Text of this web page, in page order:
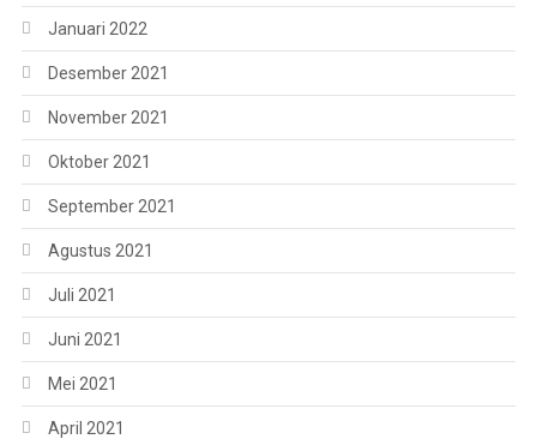
Januari 2022
Desember 2021
November 2021
Oktober 2021
September 2021
Agustus 2021
Juli 2021
Juni 2021
Mei 2021
April 2021